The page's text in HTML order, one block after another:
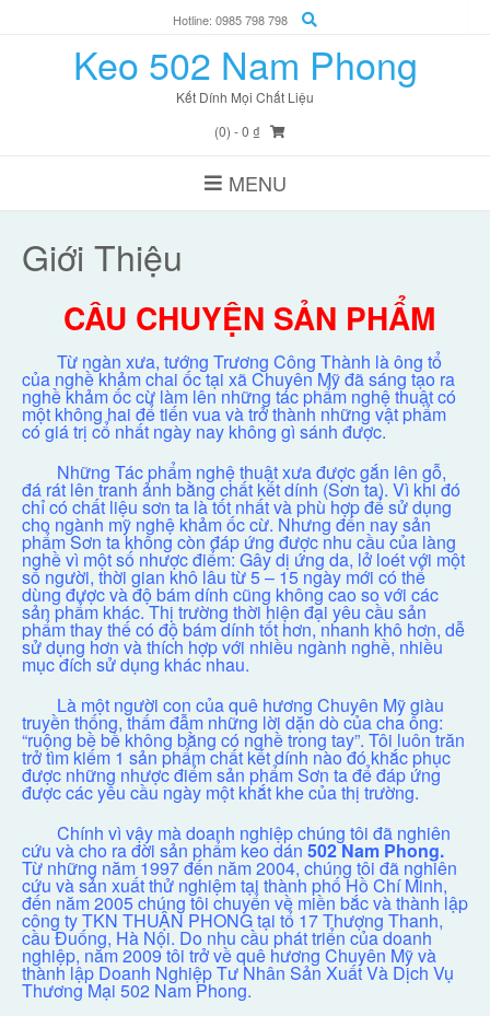
Hotline: 0985 798 798
Keo 502 Nam Phong
Kết Dính Mọi Chất Liệu
(0) - 0 ₫
MENU
Giới Thiệu
CÂU CHUYỆN SẢN PHẨM
Từ ngàn xưa, tướng Trương Công Thành là ông tổ
của nghề khảm chai ốc tại xã Chuyên Mỹ đã sáng tạo ra
nghề khảm ốc cừ làm lên những tác phẩm nghệ thuật có
một không hai để tiến vua và trở thành những vật phẩm
có giá trị cổ nhất ngày nay không gì sánh được.
Những Tác phẩm nghệ thuật xưa được gắn lên gỗ,
đá rát lên tranh ảnh bằng chất kết dính (Sơn ta). Vì khi đó
chỉ có chất liệu sơn ta là tốt nhất và phù hợp để sử dụng
cho ngành mỹ nghệ khảm ốc cừ. Nhưng đến nay sản
phẩm Sơn ta không còn đáp ứng được nhu cầu của làng
nghề vì một số nhược điểm: Gây dị ứng da, lở loét với một
số người, thời gian khô lâu từ 5 – 15 ngày mới có thể
dùng được và độ bám dính cũng không cao so với các
sản phẩm khác. Thị trường thời hiện đại yêu cầu sản
phẩm thay thế có độ bám dính tốt hơn, nhanh khô hơn, dễ
sử dụng hơn và thích hợp với nhiều ngành nghề, nhiều
mục đích sử dụng khác nhau.
Là một người con của quê hương Chuyên Mỹ giàu
truyền thống, thấm đẫm những lời dặn dò của cha ông:
“ruộng bề bề không bằng có nghề trong tay”. Tôi luôn trăn
trở tìm kiếm 1 sản phẩm chất kết dính nào đó khắc phục
được những nhược điểm sản phẩm Sơn ta để đáp ứng
được các yêu cầu ngày một khắt khe của thị trường.
Chính vì vậy mà doanh nghiệp chúng tôi đã nghiên
cứu và cho ra đời sản phẩm keo dán 502 Nam Phong.
Từ những năm 1997 đến năm 2004, chúng tôi đã nghiên
cứu và sản xuất thử nghiệm tại thành phố Hồ Chí Minh,
đến năm 2005 chúng tôi chuyển về miền bắc và thành lập
công ty TKN THUẬN PHONG tại tổ 17 Thượng Thanh,
cầu Đuống, Hà Nội. Do nhu cầu phát triển của doanh
nghiệp, năm 2009 tôi trở về quê hương Chuyên Mỹ và
thành lập Doanh Nghiệp Tư Nhân Sản Xuất Và Dịch Vụ
Thương Mại 502 Nam Phong.